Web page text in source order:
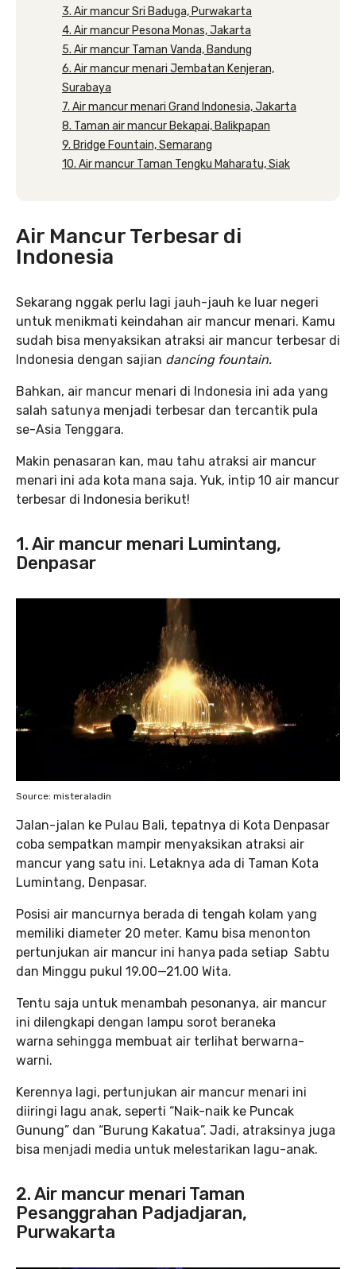
3. Air mancur Sri Baduga, Purwakarta
4. Air mancur Pesona Monas, Jakarta
5. Air mancur Taman Vanda, Bandung
6. Air mancur menari Jembatan Kenjeran,
Surabaya
7. Air mancur menari Grand Indonesia, Jakarta
8. Taman air mancur Bekapai, Balikpapan
9. Bridge Fountain, Semarang
10. Air mancur Taman Tengku Maharatu, Siak
Air Mancur Terbesar di
Indonesia
Sekarang nggak perlu lagi jauh-jauh ke luar negeri
untuk menikmati keindahan air mancur menari. Kamu
sudah bisa menyaksikan atraksi air mancur terbesar di
Indonesia dengan sajian dancing fountain.
Bahkan, air mancur menari di Indonesia ini ada yang
salah satunya menjadi terbesar dan tercantik pula
se-Asia Tenggara.
Makin penasaran kan, mau tahu atraksi air mancur
menari ini ada kota mana saja. Yuk, intip 10 air mancur
terbesar di Indonesia berikut!
1. Air mancur menari Lumintang,
Denpasar
Source: misteraladin
Jalan-jalan ke Pulau Bali, tepatnya di Kota Denpasar
coba sempatkan mampir menyaksikan atraksi air
mancur yang satu ini. Letaknya ada di Taman Kota
Lumintang, Denpasar.
Posisi air mancurnya berada di tengah kolam yang
memiliki diameter 20 meter. Kamu bisa menonton
pertunjukan air mancur ini hanya pada setiap Sabtu
dan Minggu pukul 19.00—21.00 Wita.
Tentu saja untuk menambah pesonanya, air mancur
ini dilengkapi dengan lampu sorot beraneka
warna sehingga membuat air terlihat berwarna-
warni.
Kerennya lagi, pertunjukan air mancur menari ini
diiringi lagu anak, seperti “Naik-naik ke Puncak
Gunung” dan “Burung Kakatua”. Jadi, atraksinya juga
bisa menjadi media untuk melestarikan lagu-anak.
2. Air mancur menari Taman
Pesanggrahan Padjadjaran,
Purwakarta